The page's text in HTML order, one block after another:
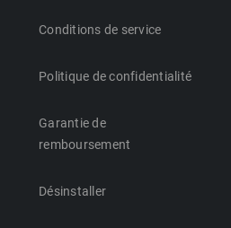
Conditions de service
Politique de confidentialité
Garantie de
remboursement
Désinstaller